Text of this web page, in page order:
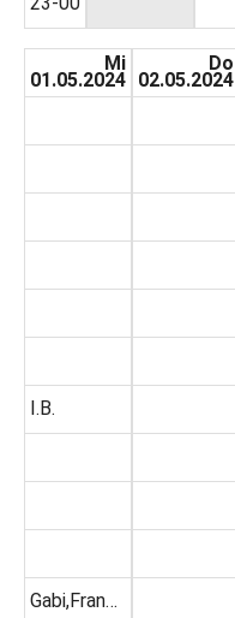
Mi
01.05.2024
I.B.
Gabi,Fran…
Do
02.05.2024